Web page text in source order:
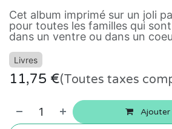
Cet album imprimé sur un joli
pour toutes les familles qui
dans un ventre ou dans un
Livres
11,75 €(Toutes taxes
Ajouter